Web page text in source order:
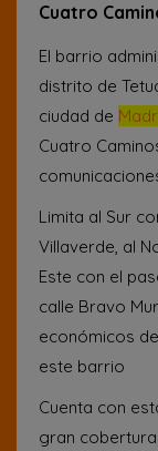
Cuatro
El barrio
distrito de
ciudad de
Cuatro
Limita al Sur
Villaverde, al
Este con el
calle Bravo
económicos
este barrio
Cuenta con
gran